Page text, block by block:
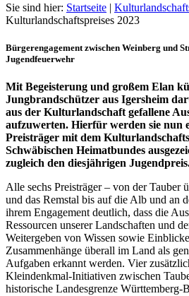
Sie sind hier: Startseite |
Kulturlandschaftspreises 2023
Bürgerengagement zwischen Weinberg und
Jugendfeuerwehr
Mit Begeisterung und großem Elan
Jungbrandschützer aus Igersheim
aus der Kulturlandschaft gefallene
aufzuwerten. Hierfür werden sie nun
Preisträger mit dem
Schwäbischen Heimatbundes
zugleich den diesjährigen
Alle sechs Preisträger – von der Tauber
und das Remstal bis auf die Alb und an
ihrem Engagement deutlich, dass die
Ressourcen unserer Landschaften und
Weitergeben von Wissen sowie
Zusammenhänge überall im Land als
Aufgaben erkannt werden. Vier
Kleindenkmal-Initiativen zwischen
historische Landesgrenze Württemberg-